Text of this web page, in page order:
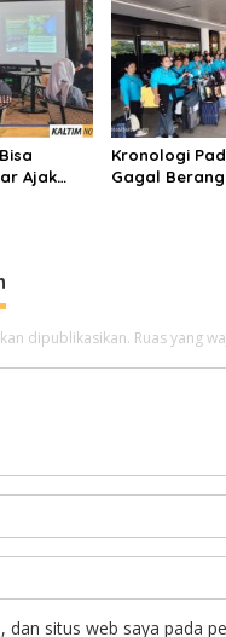
Ajak
Kronologi
Gagal
dipublikasikan. Ruas yang
dan situs web saya pada